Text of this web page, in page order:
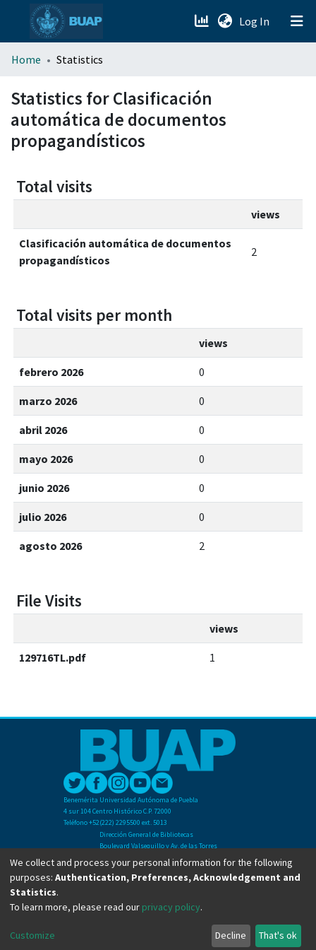
Log In (current)
menu.section.about_menu
All of DSpace
Home Statistics
Statistics for Clasificación
automática de documentos
propagandísticos
Total visits
views
Clasificación automática de documentos
propagandísticos
2
Total visits per month
views
febrero 2026 0
marzo 2026 0
abril 2026 0
mayo 2026 0
junio 2026 0
julio 2026 0
agosto 2026 2
File Visits
views
129716TL.pdf 1
Benemérita Universidad Autónoma de Puebla
4 sur 104 Centro Histórico C.P. 72000
Teléfono +52(222) 2295500 ext. 5013
Dirección General de Bibliotecas
Boulevard Valsequillo y Av. de las Torres
Ciudad Universitaria. Col. San Manuel
C.P. 72570
Teléfono +52 (222) 2295500 Ext 2901
Copyright © Dirección General de Bibliotecas - BUAP 2024. All right reserved.
We collect and process your personal information for the following
purposes: Authentication, Preferences, Acknowledgement and
Statistics.
To learn more, please read our privacy policy.
Customize Decline That's ok